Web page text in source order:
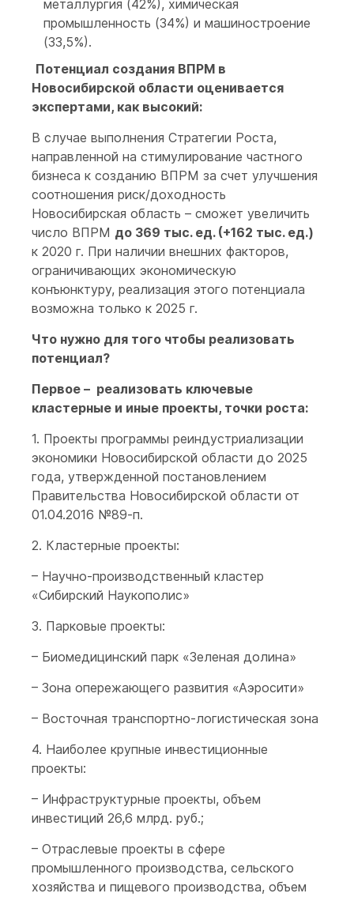
металлургия (42%), химическая
промышленность (34%) и машиностроение
(33,5%).
Потенциал создания ВПРМ в
Новосибирской области оценивается
экспертами, как высокий:
В случае выполнения Стратегии Роста,
направленной на стимулирование частного
бизнеса к созданию ВПРМ за счет улучшения
соотношения риск/доходность
Новосибирская область – сможет увеличить
число ВПРМ до 369 тыс. ед. (+162 тыс. ед.)
к 2020 г. При наличии внешних факторов,
ограничивающих экономическую
конъюнктуру, реализация этого потенциала
возможна только к 2025 г.
Что нужно для того чтобы реализовать
потенциал?
Первое – реализовать ключевые
кластерные и иные проекты, точки роста:
1. Проекты программы реиндустриализации
экономики Новосибирской области до 2025
года, утвержденной постановлением
Правительства Новосибирской области от
01.04.2016 №89-п.
2. Кластерные проекты:
– Научно-производственный кластер
«Сибирский Наукополис»
3. Парковые проекты:
– Биомедицинский парк «Зеленая долина»
– Зона опережающего развития «Аэросити»
– Восточная транспортно-логистическая зона
4. Наиболее крупные инвестиционные
проекты:
– Инфраструктурные проекты, объем
инвестиций 26,6 млрд. руб.;
– Отраслевые проекты в сфере
промышленного производства, сельского
хозяйства и пищевого производства, объем